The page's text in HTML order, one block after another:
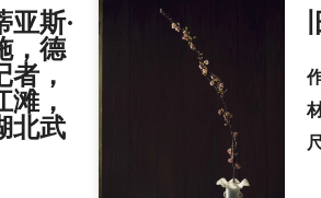
亚斯·
，德
者，
滩，
北武